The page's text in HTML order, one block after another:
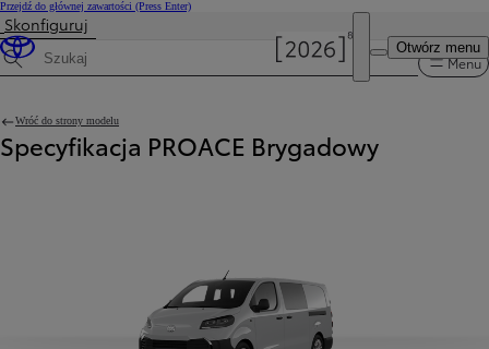
Przejdź do głównej zawartości (Press Enter)
Otwórz menu
Skonfiguruj
Wyszukaj dane techniczne Menu
Wróć do strony modelu
Specyfikacja PROACE Brygadowy